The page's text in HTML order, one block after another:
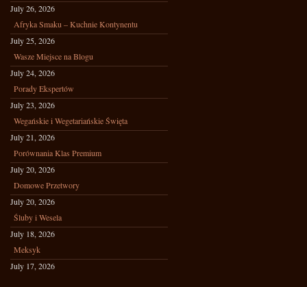
July 26, 2026
Afryka Smaku – Kuchnie Kontynentu
July 25, 2026
Wasze Miejsce na Blogu
July 24, 2026
Porady Ekspertów
July 23, 2026
Wegańskie i Wegetariańskie Święta
July 21, 2026
Porównania Klas Premium
July 20, 2026
Domowe Przetwory
July 20, 2026
Śluby i Wesela
July 18, 2026
Meksyk
July 17, 2026